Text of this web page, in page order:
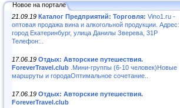
Новое на портале
21.09.19 Каталог Предприятий: Торговля: Vino1.ru -
оптовая продажа вина и алкогольной продукции. Адрес:
город Екатеринбург, улица Данилы Зверева, 31Р
Телефон:..
17.06.19 Отдых: Авторские путешествия.
ForeverTravel.club .Мини-группы (6-10 человек)Новые
маршруты и городаОптимальное сочетание..
17.06.19 Отдых: Авторские путешествия.
ForeverTravel.club